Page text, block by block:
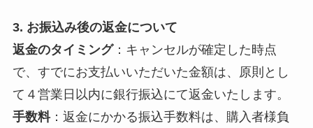
3. お振込み後の返金について
返金のタイミング：キャンセルが確定した時点
で、すでにお支払いいただいた金額は、原則とし
て４営業日以内に銀行振込にて返金いたします。
手数料：返金にかかる振込手数料は、購入者様負